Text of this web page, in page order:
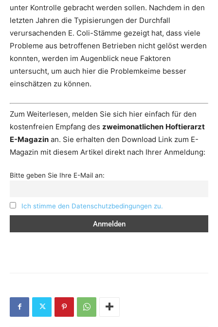
unter Kontrolle gebracht werden sollen. Nachdem in den
letzten Jahren die Typisierungen der Durchfall
verursachenden E. Coli-Stämme gezeigt hat, dass viele
Probleme aus betroffenen Betrieben nicht gelöst werden
konnten, werden im Augenblick neue Faktoren
untersucht, um auch hier die Problemkeime besser
einschätzen zu können.
Zum Weiterlesen, melden Sie sich hier einfach für den
kostenfreien Empfang des zweimonatlichen Hoftierarzt
E-Magazin an. Sie erhalten den Download Link zum E-
Magazin mit diesem Artikel direkt nach Ihrer Anmeldung:
Bitte geben Sie Ihre E-Mail an:
Ich stimme den Datenschutzbedingungen zu.